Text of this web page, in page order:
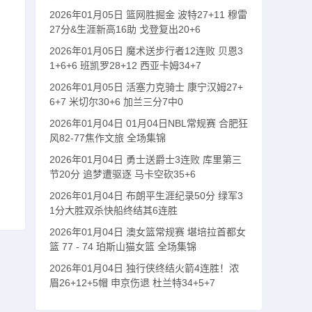
2026年01月05日 篮网胜掘金 波特27+11 穆雷
27分&生涯新高16助 戈登复出20+6
2026年01月05日 魔术送步行者12连败 贝恩3
1+6+6 班凯罗28+12 西亚卡姆34+7
2026年01月05日 活塞力克骑士 康宁汉姆27+
6+7 米切尔30+6 加兰三分7中0
2026年01月04日 01月04日NBL常规赛 合肥狂
风82-77焦作文旅 全场集锦
2026年01月04日 勇士送爵士3连败 库里第三
节20分 追梦遭驱逐 马卡空砍35+6
2026年01月04日 布朗平生涯纪录50分 绿军3
1分大胜双杀快船终结其6连胜
2026年01月04日 澳女篮常规赛 堪培拉首都女
篮 77 - 74 珀斯山猫女篮 全场集锦
2026年01月04日 独行侠终结火箭4连胜！浓
眉26+12+5帽 申京伤退 杜兰特34+5+7